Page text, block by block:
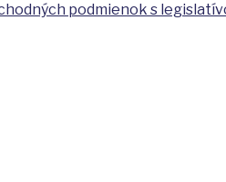
podmienok s